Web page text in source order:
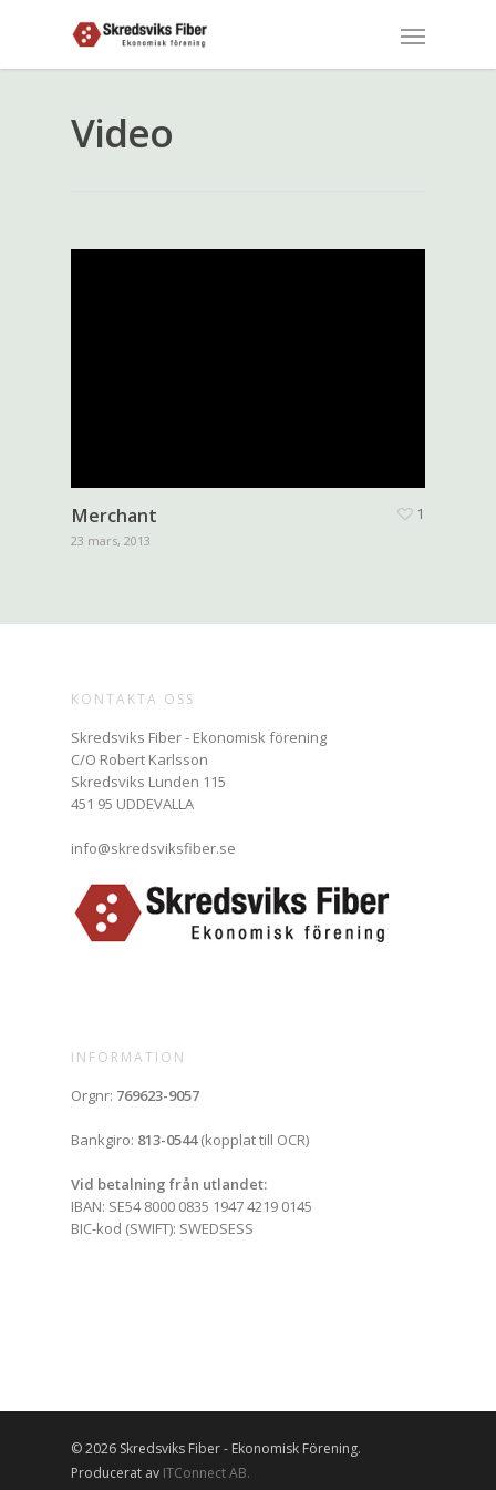
Video
Merchant
23 mars, 2013
1
KONTAKTA OSS
Skredsviks Fiber - Ekonomisk förening
C/O Robert Karlsson
Skredsviks Lunden 115
451 95 UDDEVALLA
info@skredsviksfiber.se
INFORMATION
Orgnr: 769623-9057
Bankgiro: 813-0544(kopplat till OCR)
Vid betalning från utlandet:
IBAN: SE54 8000 0835 1947 4219 0145
BIC-kod (SWIFT): SWEDSESS
© 2026 Skredsviks Fiber - Ekonomisk Förening.
Producerat av ITConnect AB.